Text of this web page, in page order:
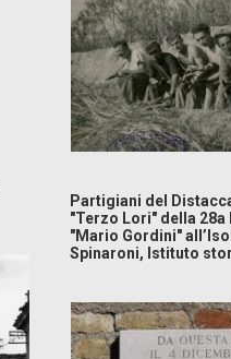
Partigiani del
"Terzo Lori" della 28a
"Mario Gordini"
Spinaroni, Istituto